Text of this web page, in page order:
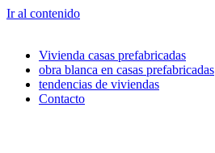
Ir al contenido
Vivienda casas prefabricadas
obra blanca en casas prefabricadas
tendencias de viviendas
Contacto